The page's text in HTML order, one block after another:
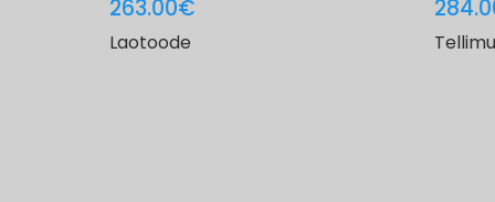
263.00€
Laotoode